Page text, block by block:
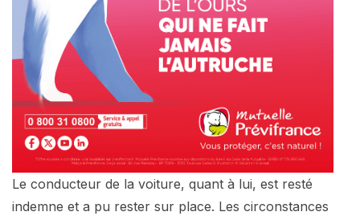
Le conducteur de la voiture, quant à lui, est resté
indemne et a pu rester sur place. Les circonstances